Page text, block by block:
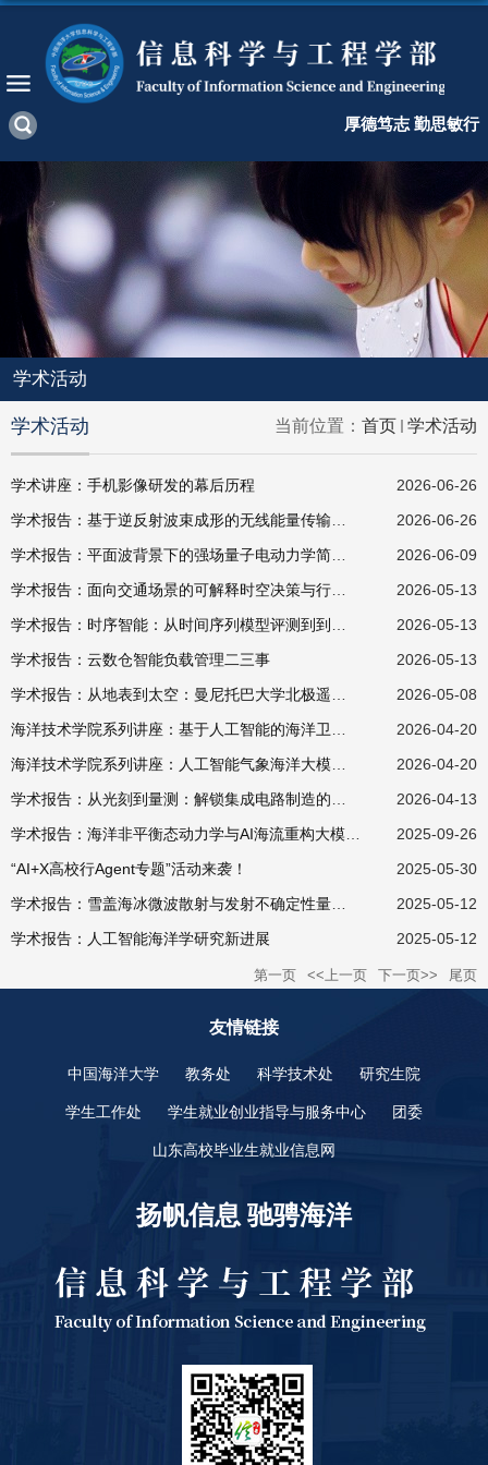
厚德笃志 勤思敏行
学术活动
当前位置： 首页 学术活动
学术活动
学术讲座：手机影像研发的幕后历程
2026-06-26
2026-06-26
2026-06-09
2026-05-13
2026-05-13
学术报告：云数仓智能负载管理二三事
2026-05-13
2026-05-08
2026-04-20
2026-04-20
2026-04-13
2025-09-26
“AI+X高校行Agent专题”活动来袭！
2025-05-30
2025-05-12
学术报告：人工智能海洋学研究新进展
2025-05-12
第一页 <<上一页 下一页>> 尾页
友情链接
中国海洋大学 教务处 科学技术处 研究生院
学生工作处 学生就业创业指导与服务中心 团委
山东高校毕业生就业信息网
扬帆信息 驰骋海洋